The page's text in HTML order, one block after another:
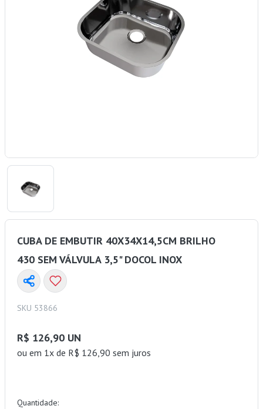
CUBA DE EMBUTIR 40X34X14,5CM BRILHO
430 SEM VÁLVULA 3,5" DOCOL INOX
SKU 53866
R$ 126,90 UN
ou em 1x de R$ 126,90 sem juros
Quantidade: